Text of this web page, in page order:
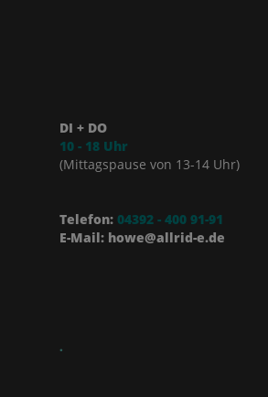
DI + DO
10 - 18 Uhr
(Mittagspause von 13-14 Uhr)
Telefon: 04392 - 400 91-91
E-Mail: howe@allrid-e.de
.